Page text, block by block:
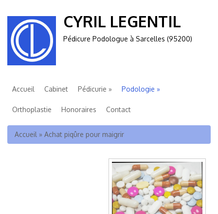
CYRIL LEGENTIL
Pédicure Podologue à Sarcelles (95200)
Accueil Cabinet Pédicurie Podologie
Orthoplastie Honoraires Contact
Vous êtes ici
Accueil » Achat piqûre pour maigrir